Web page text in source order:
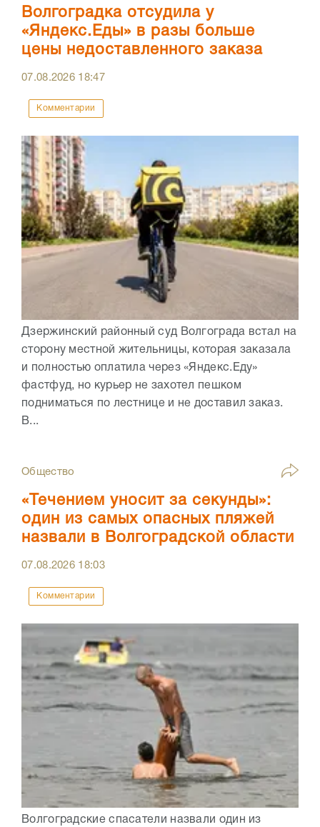
Волгоградка отсудила у
«Яндекс.Еды» в разы больше
цены недоставленного заказа
07.08.2026 18:47
Комментарии
Дзержинский районный суд Волгограда встал на
сторону местной жительницы, которая заказала
и полностью оплатила через «Яндекс.Еду»
фастфуд, но курьер не захотел пешком
подниматься по лестнице и не доставил заказ.
В...
Общество
«Течением уносит за секунды»:
один из самых опасных пляжей
назвали в Волгоградской области
07.08.2026 18:03
Комментарии
Волгоградские спасатели назвали один из